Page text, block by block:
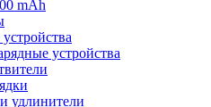
mAh
устройства
удлинители